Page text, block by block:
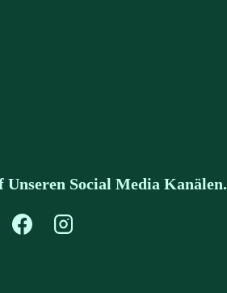
Unseren Social Media Kanälen.